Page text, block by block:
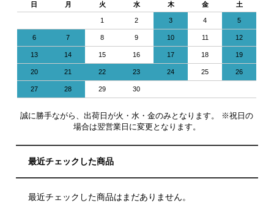
日 月 火 水 木 金 土
1 2 3 4 5
6 7 8 9 10 11 12
13 14 15 16 17 18 19
20 21 22 23 24 25 26
27 28 29 30
誠に勝手ながら、出荷日が火・水・金のみとなります。 ※祝日の
場合は翌営業日に変更となります。
最近チェックした商品
最近チェックした商品はまだありません。